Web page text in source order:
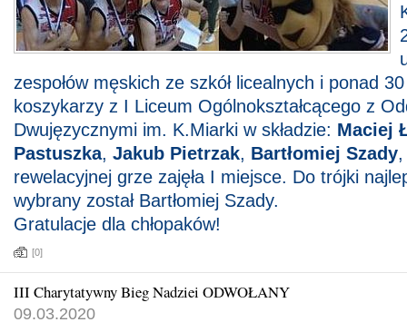
zespołów męskich ze szkół licealnych i ponad
koszykarzy z I Liceum Ogólnokształcącego z
Dwujęzycznymi im. K.Miarki w składzie: Maciej
Pastuszka, Jakub Pietrzak, Bartłomiej Szady,
rewelacyjnej grze zajęła I miejsce. Do trójki
wybrany został Bartłomiej Szady.
Gratulacje dla chłopaków!
[0]
III Charytatywny Bieg Nadziei ODWOŁANY
09.03.2020